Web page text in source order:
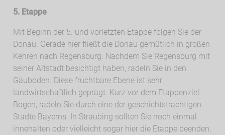
5. Etappe
Mit Beginn der 5. und vorletzten Etappe folgen Sie der
Donau. Gerade hier fließt die Donau gemütlich in großen
Kehren nach Regensburg. Nachdem Sie Regensburg mit
seiner Altstadt besichtigt haben, radeln Sie in den
Gäuboden. Diese fruchtbare Ebene ist sehr
landwirtschaftlich geprägt. Kurz vor dem Etappenziel
Bogen, radeln Sie durch eine der geschichtsträchtigen
Städte Bayerns. In Straubing sollten Sie noch einmal
innehalten oder vielleicht sogar hier die Etappe beenden.